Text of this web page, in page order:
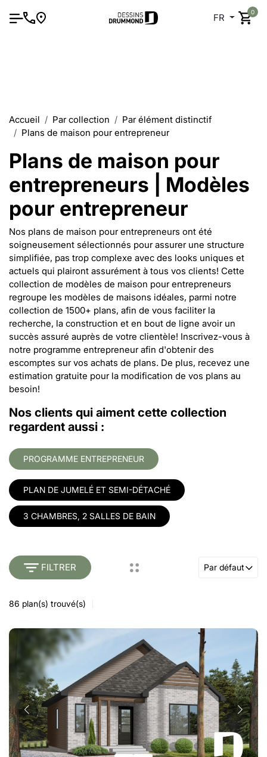
FR
0
Accueil Par collection
Par élément distinctif
Plans de maison pour entrepreneur
Plans de maison pour
entrepreneurs | Modèles
pour entrepreneur
Nos plans de maison pour entrepreneurs ont été
soigneusement sélectionnés pour assurer une structure
simplifiée, pas trop complexe avec des looks uniques et
actuels qui plairont assurément à tous vos clients! Cette
collection de modèles de maison pour entrepreneurs
regroupe les modèles de maisons idéales, parmi notre
collection de 1500+ plans, afin de vous faciliter la
recherche, la construction et en bout de ligne avoir un
succès assuré auprès de votre clientèle! Inscrivez-vous à
notre programme entrepreneur afin d'obtenir des
escomptes sur vos achats de plans. De plus, recevez une
estimation gratuite pour la modification de vos plans au
besoin!
Nos clients qui aiment cette collection
regardent aussi :
PROGRAMME ENTREPRENEUR
PLAN DE JUMELÉ ET SEMI-DÉTACHÉ
3 CHAMBRES, 2 SALLES DE BAIN
FILTRER Par défaut
86 plan(s) trouvé(s)